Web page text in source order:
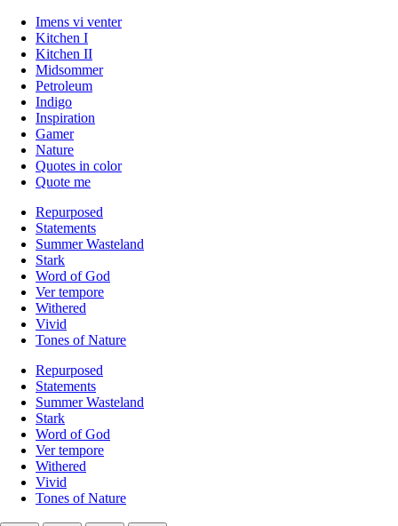
Imens vi venter
Kitchen I
Kitchen II
Midsommer
Petroleum
Indigo
Inspiration
Gamer
Nature
Quotes in color
Quote me
Repurposed
Statements
Summer Wasteland
Stark
Word of God
Ver tempore
Withered
Vivid
Tones of Nature
Repurposed
Statements
Summer Wasteland
Stark
Word of God
Ver tempore
Withered
Vivid
Tones of Nature